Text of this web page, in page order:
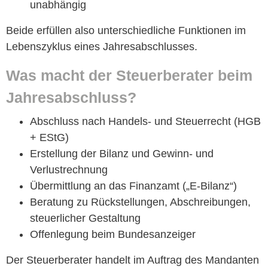
unabhängig
Bei­de erfüllen also unter­schiedliche Funk­tio­nen im
Leben­szyk­lus eines Jahresabschlusses.
Was macht der Steuer­ber­ater beim
Jahresabschluss?
Abschluss nach Han­dels- und Steuer­recht (HGB
+ EStG)
Erstel­lung der Bilanz und Gewinn- und
Verlustrechnung
Über­mit­tlung an das Finan­zamt („E‑Bilanz“)
Beratung zu Rück­stel­lun­gen, Abschrei­bun­gen,
steuer­lich­er Gestaltung
Offen­le­gung beim Bundesanzeiger
Der Steuer­ber­ater han­delt im Auf­trag des Man­dan­ten